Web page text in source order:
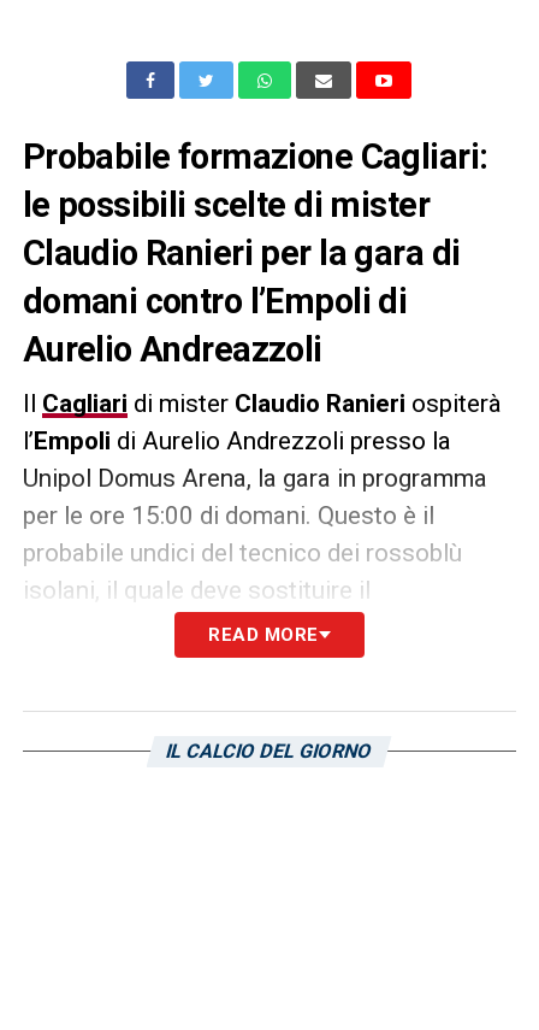
Probabile formazione Cagliari:
le possibili scelte di mister
Claudio Ranieri per la gara di
domani contro l’Empoli di
Aurelio Andreazzoli
Il Cagliari di mister Claudio Ranieri ospiterà
l’Empoli di Aurelio Andrezzoli presso la
Unipol Domus Arena, la gara in programma
per le ore 15:00 di domani. Questo è il
probabile undici del tecnico dei rossoblù
isolani, il quale deve sostituire il
centrocampista Antoine Makoumbou.
possibili scelte:
Goldaniga, Augello; Nandez, Prati, Deiola,
READ MORE
IL CALCIO DEL GIORNO